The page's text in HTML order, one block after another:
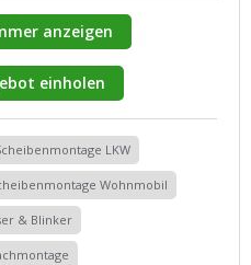
anzeigen
einholen
LKW
Wohnmobil
& Blinker